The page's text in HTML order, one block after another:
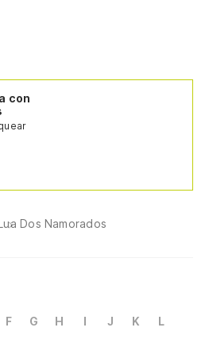
con
Dos Namorados
F G H I J K
L